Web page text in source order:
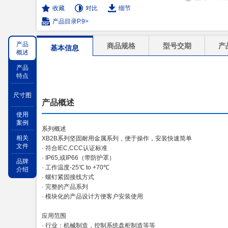
收藏 对比
细节
产品目录P.9>
基本信息 商品规格 型号交期 产
产品概述
系列概述
XB2B系列坚固耐用金属系列，便于操作，安装快速简单
· 符合IEC,CCC认证标准
· IP65,或IP66（带防护罩）
· 工作温度-25℃ to +70℃
· 螺钉紧固接线方式
· 完整的产品系列
· 模块化的产品设计方便客户安装使用
应用范围
· 行业：机械制造，控制系统盘柜制造等等
产品
概述
产品
特点
尺寸图
使用
案例
相关
文件
品牌
介绍